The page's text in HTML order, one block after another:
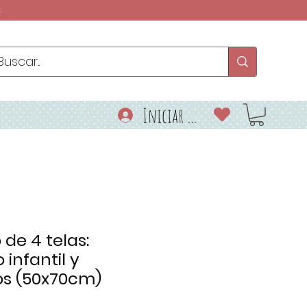
Iniciar sesión
4 telas:
infantil y
(50x70cm)